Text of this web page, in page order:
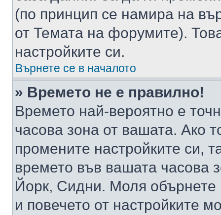
(по принцип се намира на
от Темата на форумите).
настройките си.
Върнете се в началото
» Времето не е правилно!
Времето най-вероятно е
часова зона от вашата. Ако
промените настройките си,
времето във вашата
Йорк, Сидни. Моля обърнете
и повечето от настройките